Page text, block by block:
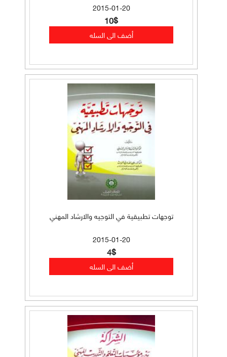
2015-01-20
10$
توجهات تطبيقية في التوجيه والارشاد المهني
2015-01-20
4$